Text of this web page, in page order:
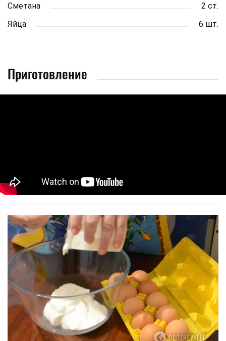
Сметана
2 ст.
Яйца
6 шт.
Приготовление